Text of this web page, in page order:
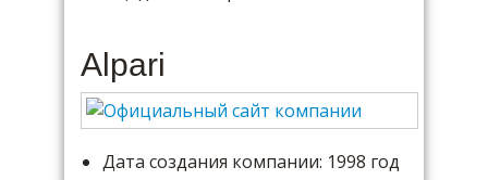
Alpari
Дата создания компании: 1998 год